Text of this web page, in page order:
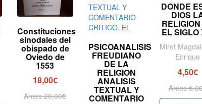
Constituciones
sinodales del
obispado de
Oviedo de
1553
18,00€
Antes 20,00€
PSICOANALISIS
FREUDIANO
DE LA
RELIGION
ANALISIS
TEXTUAL Y
COMENTARIO
DONDE
DIOS
EL SIGLO
Miret
Enrique
4,50€
Antes